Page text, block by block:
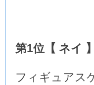
第1位【 ネイ 】
フィギュアス